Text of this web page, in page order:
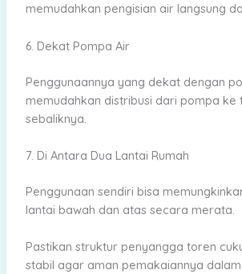
memudahkan pengisian air langsung
6. Dekat Pompa Air
Penggunaannya yang dekat dengan
memudahkan distribusi dari pompa ke
sebaliknya.
7. Di Antara Dua Lantai Rumah
Penggunaan sendiri bisa
lantai bawah dan atas secara merata.
Pastikan struktur penyangga toren
stabil agar aman pemakaiannya